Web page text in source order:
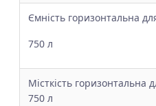
Ємність горизонтальна
750 л
Місткість горизонтальна
750 л